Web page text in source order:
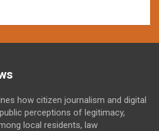
how citizen journalism and digital
perceptions of legitimacy,
local residents, law